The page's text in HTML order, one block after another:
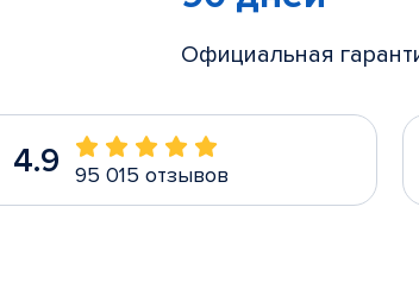
Официальная
4.9 95 015 отзывов